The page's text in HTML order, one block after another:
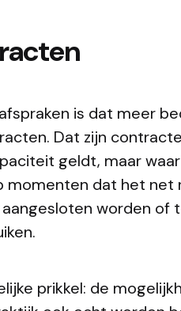
is dat meer
Dat zijn
geldt, maar
momenten dat het net
worden of
prikkel: de